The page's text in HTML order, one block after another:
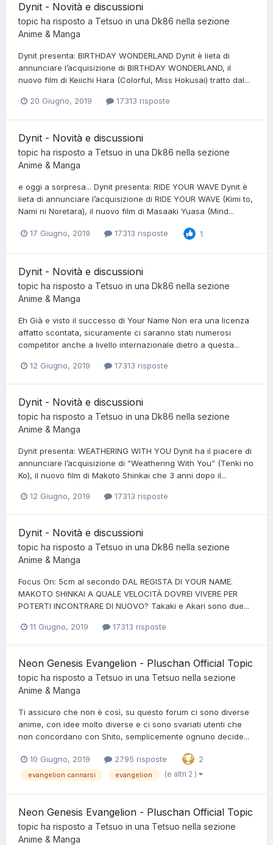
Dynit - Novità e discussioni
topic ha risposto a Tetsuo in una Dk86 nella sezione
Anime & Manga
Dynit presenta: BIRTHDAY WONDERLAND Dynit è lieta di
annunciare l’acquisizione di BIRTHDAY WONDERLAND, il
nuovo film di Keiichi Hara (Colorful, Miss Hokusai) tratto dal...
20 Giugno, 2019 17313 risposte
Dynit - Novità e discussioni
topic ha risposto a Tetsuo in una Dk86 nella sezione
Anime & Manga
e oggi a sorpresa... Dynit presenta: RIDE YOUR WAVE Dynit è
lieta di annunciare l’acquisizione di RIDE YOUR WAVE (Kimi to,
Nami ni Noretara), il nuovo film di Masaaki Yuasa (Mind...
17 Giugno, 2019 17313 risposte 1
Dynit - Novità e discussioni
topic ha risposto a Tetsuo in una Dk86 nella sezione
Anime & Manga
Eh Già e visto il successo di Your Name Non era una licenza
affatto scontata, sicuramente ci saranno stati numerosi
competitor anche a livello internazionale dietro a questa...
12 Giugno, 2019 17313 risposte
Dynit - Novità e discussioni
topic ha risposto a Tetsuo in una Dk86 nella sezione
Anime & Manga
Dynit presenta: WEATHERING WITH YOU Dynit ha il piacere di
annunciare l’acquisizione di “Weathering With You” (Tenki no
Ko), il nuovo film di Makoto Shinkai che 3 anni dopo il...
12 Giugno, 2019 17313 risposte
Dynit - Novità e discussioni
topic ha risposto a Tetsuo in una Dk86 nella sezione
Anime & Manga
Focus On: 5cm al secondo DAL REGISTA DI YOUR NAME.
MAKOTO SHINKAI A QUALE VELOCITÀ DOVREI VIVERE PER
POTERTI INCONTRARE DI NUOVO? Takaki e Akari sono due...
11 Giugno, 2019 17313 risposte
Neon Genesis Evangelion - Pluschan Official Topic
topic ha risposto a Tetsuo in una Tetsuo nella sezione
Anime & Manga
Ti assicuro che non è così, su questo forum ci sono diverse
anime, con idee molto diverse e ci sono svariati utenti che
non concordano con Shito, semplicemente ognuno decide...
10 Giugno, 2019 2795 risposte 2
evangelion cannarsi evangelion (e altri 2 )
Neon Genesis Evangelion - Pluschan Official Topic
topic ha risposto a Tetsuo in una Tetsuo nella sezione
Anime & Manga